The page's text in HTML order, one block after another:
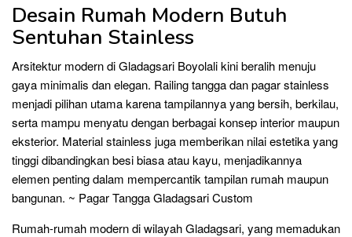
Desain Rumah Modern Butuh
Sentuhan Stainless
Arsitektur modern di Gladagsari Boyolali kini beralih menuju
gaya minimalis dan elegan. Railing tangga dan pagar stainless
menjadi pilihan utama karena tampilannya yang bersih, berkilau,
serta mampu menyatu dengan berbagai konsep interior maupun
eksterior. Material stainless juga memberikan nilai estetika yang
tinggi dibandingkan besi biasa atau kayu, menjadikannya
elemen penting dalam mempercantik tampilan rumah maupun
bangunan. ~ Pagar Tangga Gladagsari Custom
Rumah-rumah modern di wilayah Gladagsari, yang memadukan